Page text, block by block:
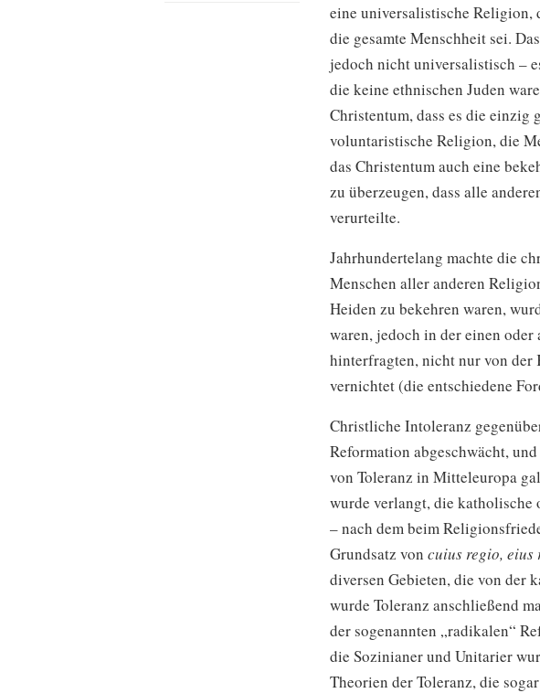
eine universalistische Religion,
die gesamte Menschheit sei.
jedoch nicht universalistisch –
die keine ethnischen Juden
Christentum, dass es die
voluntaristische Religion, die
das Christentum auch eine
zu überzeugen, dass alle
verurteilte.
Jahrhundertelang machte die
Menschen aller anderen
Heiden zu bekehren waren,
waren, jedoch in der einen
hinterfragten, nicht nur von der
vernichtet (die entschiedene
Christliche Intoleranz
Reformation abgeschwächt,
von Toleranz in Mitteleuropa
wurde verlangt, die katholische
– nach dem beim
Grundsatz von cuius regio, eius
diversen Gebieten, die von der
wurde Toleranz anschließend
der sogenannten „radikalen“
die Sozinianer und Unitarier
Theorien der Toleranz, die